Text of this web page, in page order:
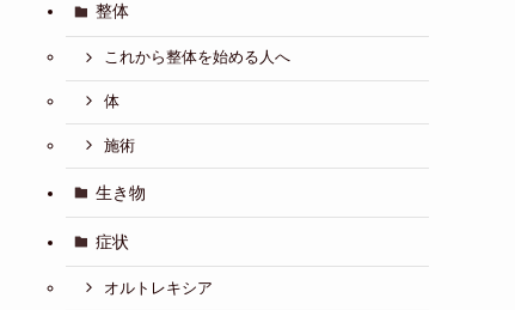
整体
これから整体を始める人へ
体
施術
生き物
症状
オルトレキシア